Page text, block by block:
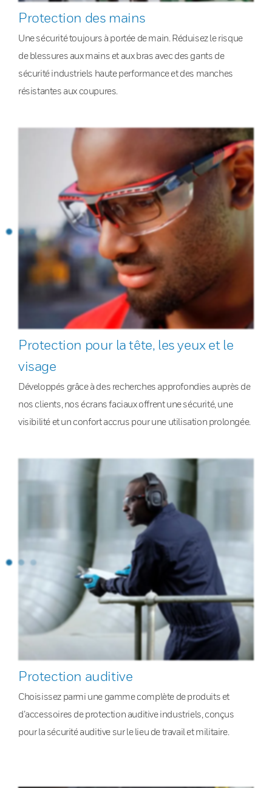
Protection des mains
Une sécurité toujours à portée de main. Réduisez le risque
de blessures aux mains et aux bras avec des gants de
sécurité industriels haute performance et des manches
résistantes aux coupures.
Protection pour la tête, les yeux et le
visage
Développés grâce à des recherches approfondies auprès de
nos clients, nos écrans faciaux offrent une sécurité, une
visibilité et un confort accrus pour une utilisation prolongée.
Protection auditive
Choisissez parmi une gamme complète de produits et
d’accessoires de protection auditive industriels, conçus
pour la sécurité auditive sur le lieu de travail et militaire.